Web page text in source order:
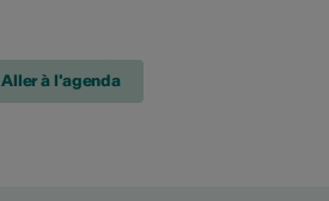
Aller à l'agenda